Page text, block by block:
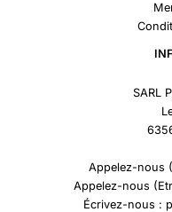
SARL
Appelez-nous
Appelez-nous
Écrivez-nous :